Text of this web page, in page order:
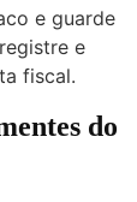
e guarde
e
fiscal.
do